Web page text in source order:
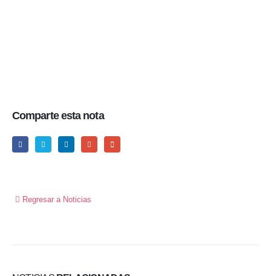
Comparte esta nota
Regresar a Noticias